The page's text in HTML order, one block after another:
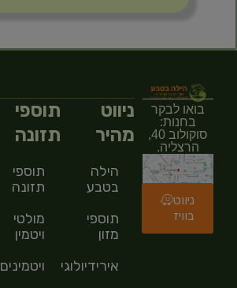
בואו לבקר
בחנות:
סוקולוב 40,
הרצליה.
ניווט
בוויז
ניווט
מהיר
הילה
בטבע
תוספי
מזון
אירידיולוגיה
תוספי
תזונה
תוספי
תזונה
מולטי
ויטמין
ויטמינים